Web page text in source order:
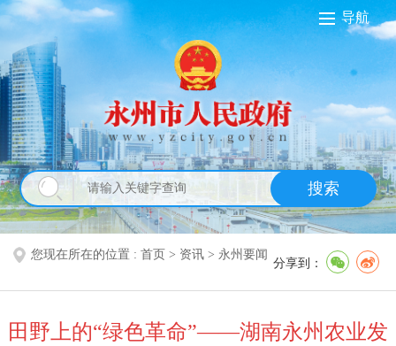
导航
搜索
您现在所在的位置 : 首页 > 资讯 > 永州要闻
分享到：
田野上的“绿色革命”——湖南永州农业发